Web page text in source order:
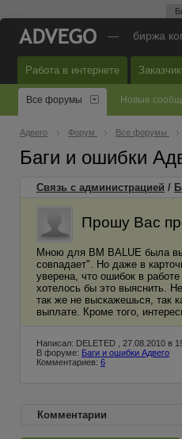
— биржа
Работа в интернете
Все форумы Новые
Адвего Форум Все форумы
Баги и ошибки
Связь с администрацией /
Прошу Вас
Мною для ВМ BALUE была
совпадает". Но даже в
уверена, что ошибок в
хотелось бы это выяснить.
так же не выскажешься, так
выплате. Кроме того,
Написал: DELETED , 27.08.2010 в
В форуме: Баги и ошибки Адвего
Комментариев: 6
Комментарии